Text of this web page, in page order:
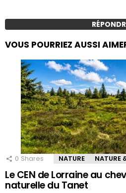
VOUS POURRIEZ AUSSI
0 Shares NATURE NATURE
Le CEN de Lorraine au
naturelle du Tanet